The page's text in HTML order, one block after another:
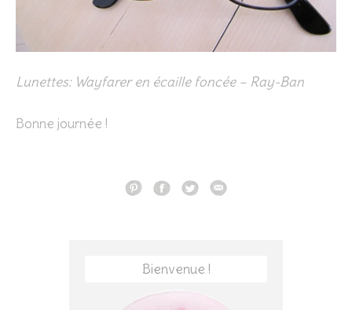
Lunettes: Wayfarer en écaille foncée – Ray-Ban
Bonne journée !
Bienvenue !